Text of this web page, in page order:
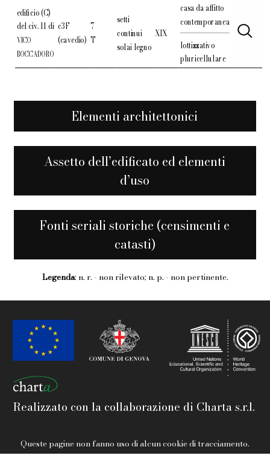
edificio (C)
del civ. 11 di
VICO
BOCCADORO
c3F
(cavedio)
7
T
setti
continui
solai legno
XIX
casa da affitto
contemporanea
lottizzativo
pluricellulare
Elementi architettonici
Assetto dell’edificato ed elementi
d’uso
Fonti seriali storiche (censimenti e
catasti)
Legenda: n. r. - non rilevato; n. p. - non pertinente.
Realizzato con la collaborazione di Charta s.r.l.
Queste pagine non fanno uso di alcun cookie di tracciamento.